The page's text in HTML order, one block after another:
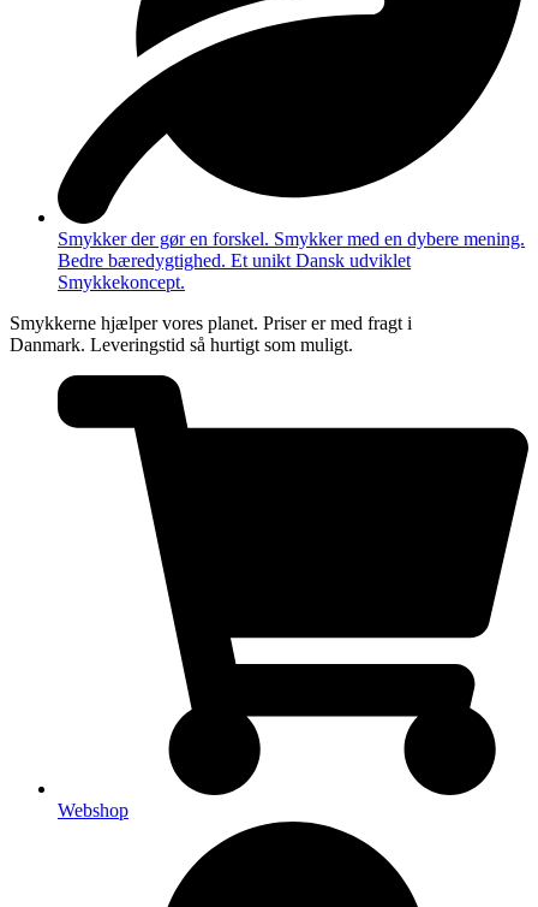
Smykker der gør en forskel. Smykker med en dybere mening.
Bedre bæredygtighed. Et unikt Dansk udviklet
Smykkekoncept.
Smykkerne hjælper vores planet. Priser er med fragt i
Danmark. Leveringstid så hurtigt som muligt.
Webshop